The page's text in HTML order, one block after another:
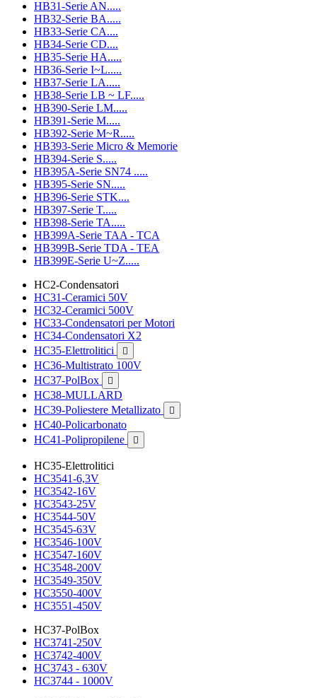
HB31-Serie AN.....
HB32-Serie BA.....
HB33-Serie CA....
HB34-Serie CD....
HB35-Serie HA.....
HB36-Serie I~L.....
HB37-Serie LA.....
HB38-Serie LB ~ LF.....
HB390-Serie LM.....
HB391-Serie M.....
HB392-Serie M~R.....
HB393-Serie Micro & Memorie
HB394-Serie S.....
HB395A-Serie SN74 .....
HB395-Serie SN.....
HB396-Serie STK....
HB397-Serie T.....
HB398-Serie TA.....
HB399A-Serie TAA - TCA
HB399B-Serie TDA - TEA
HB399E-Serie U~Z.....
HC2-Condensatori
HC31-Ceramici 50V
HC32-Ceramici 500V
HC33-Condensatori per Motori
HC34-Condensatori X2
HC35-Elettrolitici

HC36-Multistrato 100V
HC37-PolBox

HC38-MULLARD
HC39-Poliestere Metallizato

HC40-Policarbonato
HC41-Polipropilene

HC35-Elettrolitici
HC3541-6,3V
HC3542-16V
HC3543-25V
HC3544-50V
HC3545-63V
HC3546-100V
HC3547-160V
HC3548-200V
HC3549-350V
HC3550-400V
HC3551-450V
HC37-PolBox
HC3741-250V
HC3742-400V
HC3743 - 630V
HC3744 - 1000V